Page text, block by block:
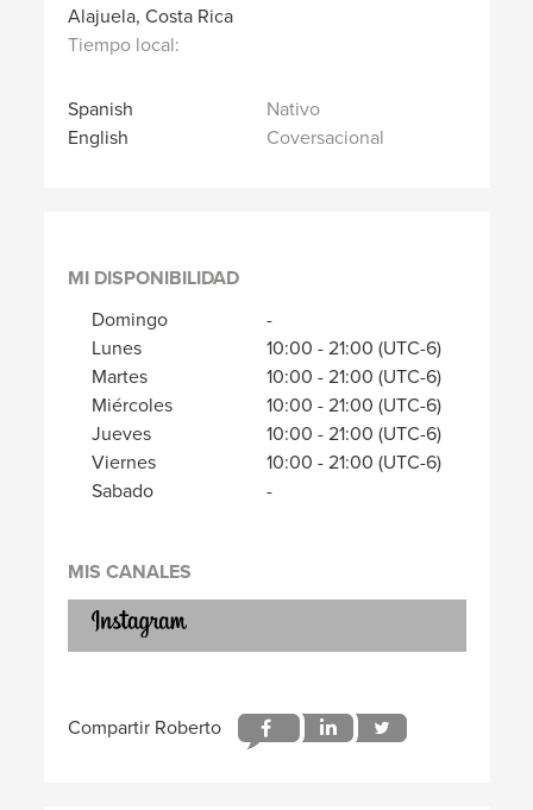
Alajuela, Costa Rica
Tiempo local:
Spanish
Nativo
English
Coversacional
MI DISPONIBILIDAD
Domingo
-
Lunes
10:00 -21:00 (UTC-6)
Martes
10:00 -21:00 (UTC-6)
Miércoles
10:00 -21:00 (UTC-6)
Jueves
10:00 -21:00 (UTC-6)
Viernes
10:00 -21:00 (UTC-6)
Sabado
-
MIS CANALES